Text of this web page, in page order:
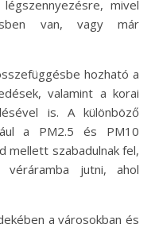
mivel
van, vagy már
hozható a
valamint a korai
is. A különböző
a PM2.5 és PM10
mellett szabadulnak fel,
jutni, ahol
a városokban és